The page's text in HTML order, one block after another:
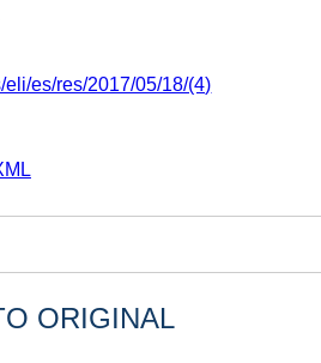
eli/es/res/2017/05/18/(4)
ORIGINAL